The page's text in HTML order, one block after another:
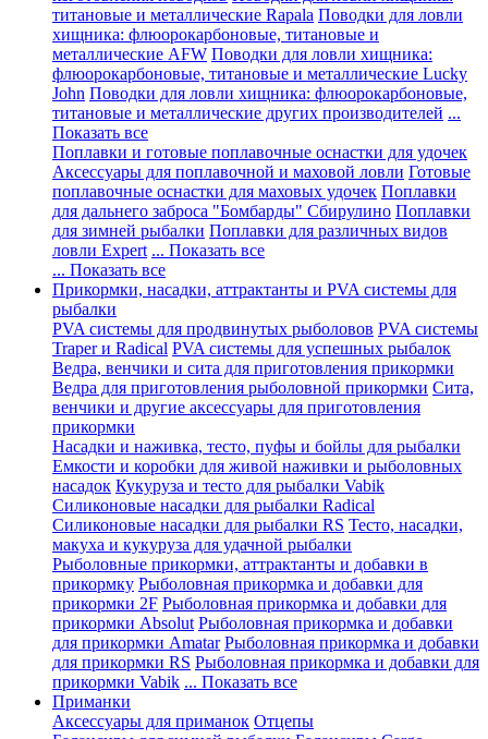
титановые и металлические Rapala Поводки для ловли
хищника: флюорокарбоновые, титановые и
металлические AFW Поводки для ловли хищника:
флюорокарбоновые, титановые и металлические Lucky
John Поводки для ловли хищника: флюорокарбоновые,
титановые и металлические других производителей ...
Показать все
Поплавки и готовые поплавочные оснастки для удочек
Аксессуары для поплавочной и маховой ловли Готовые
поплавочные оснастки для маховых удочек Поплавки
для дальнего заброса "Бомбарды" Сбирулино Поплавки
для зимней рыбалки Поплавки для различных видов
ловли Expert ... Показать все
... Показать все
Прикормки, насадки, аттрактанты и PVA системы для
рыбалки
PVA системы для продвинутых рыболовов PVA системы
Traper и Radical PVA системы для успешных рыбалок
Ведра, венчики и сита для приготовления прикормки
Ведра для приготовления рыболовной прикормки Сита,
венчики и другие аксессуары для приготовления
прикормки
Насадки и наживка, тесто, пуфы и бойлы для рыбалки
Емкости и коробки для живой наживки и рыболовных
насадок Кукуруза и тесто для рыбалки Vabik
Силиконовые насадки для рыбалки Radical
Силиконовые насадки для рыбалки RS Тесто, насадки,
макуха и кукуруза для удачной рыбалки
Рыболовные прикормки, аттрактанты и добавки в
прикормку Рыболовная прикормка и добавки для
прикормки 2F Рыболовная прикормка и добавки для
прикормки Absolut Рыболовная прикормка и добавки
для прикормки Amatar Рыболовная прикормка и добавки
для прикормки RS Рыболовная прикормка и добавки для
прикормки Vabik ... Показать все
Приманки
Аксессуары для приманок Отцепы